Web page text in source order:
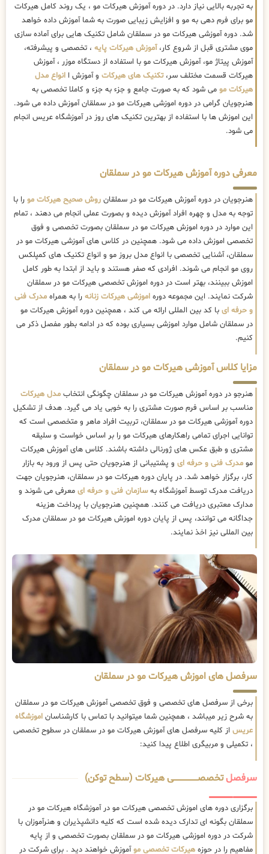
به تجربه بالایی نیاز دارد. در دوره آموزش هیرکات مو ، یک روند کامل هیرکات
مو برای فرم دهی به مو و افزایش زیبایی صورت به شما آموزش داده خواهد
شد. دوره آموزشی هیرکات مو در سملقان شامل تکنیک هایی برای آماده سازی
موی مشتری قبل از شروع کار،آموزش هیرکات پایه ، تخصصی و پیشرفته،
آموزش پیتاژ مو، آموزش هیرکات مو با استفاده از دستگاه موزر ، آموزش
هیرکات قسمت مختلف سر،تکنیک های هیرکات و آموزش ا انواع مدل
هیرکات مو می شود که به صورت جامع و جزء به جزء و کاملا تخصصی به
هنرجویان گرامی در دوره اموزشی هیرکات مو در سملقان آموزش داده می شود.
این اموزش ها با استفاده از بهترین تکنیک های روز در آموزشگاه عریس انجام
می شود.
معرفی دوره آموزش هیرکات مو در سملقان
هنرجویان در دوره آموزش هیرکات مو در سملقان روش صحیح هیرکات مو را با
توجه به مدل و چهره افراد آموزش دیده و بصورت عملی انجام می دهند ، تمام
این موارد در دوره اموزش هیرکات مو در سملقان بصورت تخصصی و فوق
تخصصی اموزش داده می شود. همچنین در کلاس های آموزشی هیرکات مو در
سملقان، آشنایی تخصصی با انواع مدل بروز مو و انواع تکنیک های کمپلکس
روی مو انجام می شوند. افرادی که صفر هستند و باید از ابتدا به طور کامل
اموزش ببینند، بهتر است در دوره اموزش تخصصی هیرکات مو در سملقان
شرکت نمایند. این مجموعه دوره اموزشی هیرکات زنانه را به همراه مدرک فنی
و حرفه ای با کد بین المللی ارائه می کند ، همچنین دوره آموزش هیرکات مو
در سملقان شامل موارد اموزشی بسیاری بوده که در ادامه بطور مفصل ذکر می
کنیم.
مزایا کلاس آموزشی هیرکات مو در سملقان
هنرجو در دوره آموزش هیرکات مو در سملقان چگونگی انتخاب مدل هیرکات
مناسب بر اساس فرم صورت مشتری را به خوبی یاد می گیرد. هدف از تشکیل
دوره آموزشی هیرکات مو در سملقان، تربیت افراد ماهر و متخصصی است که
توانایی اجرای تمامی راهکارهای هیرکات مو را بر اساس خواست و سلیقه
مشتری و طبق عکس های ژورنالی داشته باشند. کلاس های آموزش هیرکات
مو مدرک فنی و حرفه ای و پشتیبانی از هنرجویان حتی پس از ورود به بازار
کار، برگزار خواهد شد. در پایان دوره هیرکات مو در سملقان، هنرجویان جهت
دریافت مدرک توسط آموزشگاه بهسازمان فنی و حرفه ای معرفی می شوند و
مدارک معتبری دریافت می کنند. همچنین هنرجویان با پرداخت هزینه
جداگانه می توانند، پس از پایان دوره اموزش هیرکات مو در سملقان مدرک
بین المللی نیز اخذ نمایند.
سرفصل های اموزش هیرکات مو در سملقان
برخی از سرفصل های تخصصی و فوق تخصصی آموزش هیرکات مو در سملقان
به شرح زیر میباشد ، همچنین شما میتوانید با تماس با کارشناسان اموزشگاه
عریس از کلیه سرفصل های آموزش هیرکات مو در سملقان در سطوح تخصصی
، تکمیلی و مربیگری اطلاع پیدا کنید:
سرفصلتخصصــــــــــــــــــــی هیرکات (سطح توکن)
برگزاری دوره های اموزش تخصصی هیرکات مو در آموزشگاه هیرکات مو در
سملقان بگونه ای تدارک دیده شده است که کلیه دانشپذیران و هنرآموزان با
شرکت در دوره اموزشی هیرکات مو در سملقان بصورت تخصصی و از پایه
مفاهیم را در حوزه هیرکات تخصصی موآموزش خواهند دید . برای شرکت در